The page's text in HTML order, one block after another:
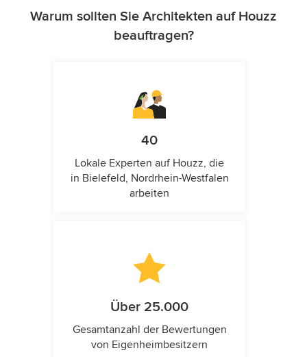
Warum sollten Sie Architekten auf Houzz
beauftragen?
40
Lokale Experten auf Houzz, die
in Bielefeld, Nordrhein-Westfalen
arbeiten
Über 25.000
Gesamtanzahl der Bewertungen
von Eigenheimbesitzern